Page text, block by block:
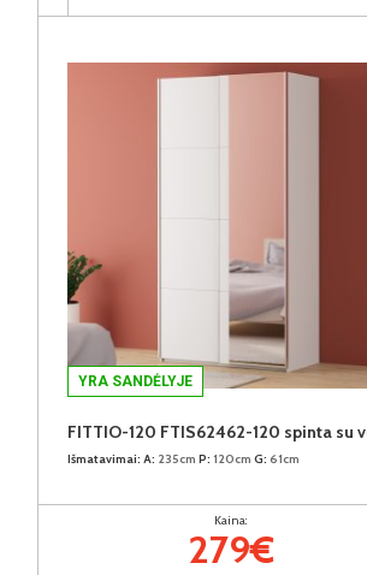
YRA SANDĖLYJE
Išmatavimai: A: 235cm P: 120cm G: 61cm
Kaina:
279€